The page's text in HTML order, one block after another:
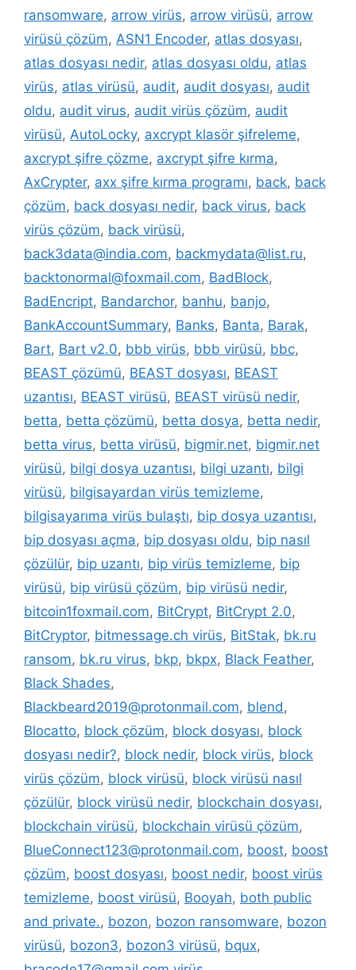
ransomware, arrow virüs, arrow virüsü, arrow
virüsü çözüm, ASN1 Encoder, atlas dosyası,
atlas dosyası nedir, atlas dosyası oldu, atlas
virüs, atlas virüsü, audit, audit dosyası, audit
oldu, audit virus, audit virüs çözüm, audit
virüsü, AutoLocky, axcrypt klasör şifreleme,
axcrypt şifre çözme, axcrypt şifre kırma,
AxCrypter, axx şifre kırma programı, back, back
çözüm, back dosyası nedir, back virus, back
virüs çözüm, back virüsü,
back3data@india.com, backmydata@list.ru,
backtonormal@foxmail.com, BadBlock,
BadEncript, Bandarchor, banhu, banjo,
BankAccountSummary, Banks, Banta, Barak,
Bart, Bart v2.0, bbb virüs, bbb virüsü, bbc,
BEAST çözümü, BEAST dosyası, BEAST
uzantısı, BEAST virüsü, BEAST virüsü nedir,
betta, betta çözümü, betta dosya, betta nedir,
betta virus, betta virüsü, bigmir.net, bigmir.net
virüsü, bilgi dosya uzantısı, bilgi uzantı, bilgi
virüsü, bilgisayardan virüs temizleme,
bilgisayarıma virüs bulaştı, bip dosya uzantısı,
bip dosyası açma, bip dosyası oldu, bip nasıl
çözülür, bip uzantı, bip virüs temizleme, bip
virüsü, bip virüsü çözüm, bip virüsü nedir,
bitcoin1foxmail.com, BitCrypt, BitCrypt 2.0,
BitCryptor, bitmessage.ch virüs, BitStak, bk.ru
ransom, bk.ru virus, bkp, bkpx, Black Feather,
Black Shades,
Blackbeard2019@protonmail.com, blend,
Blocatto, block çözüm, block dosyası, block
dosyası nedir?, block nedir, block virüs, block
virüs çözüm, block virüsü, block virüsü nasıl
çözülür, block virüsü nedir, blockchain dosyası,
blockchain virüsü, blockchain virüsü çözüm,
BlueConnect123@protonmail.com, boost, boost
çözüm, boost dosyası, boost nedir, boost virüs
temizleme, boost virüsü, Booyah, both public
and private., bozon, bozon ransomware, bozon
virüsü, bozon3, bozon3 virüsü, bqux,